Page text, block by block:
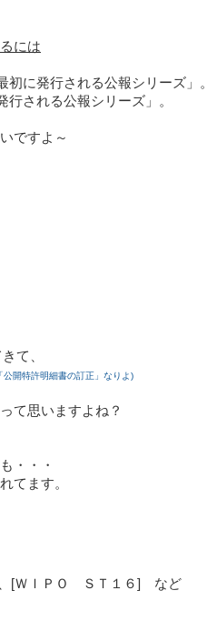
には
に発行される公報シリーズ」。
される公報シリーズ」。
ですよ～
て、
公開特許明細書の訂正」なりよ)
て思いますよね？
・・・
てます。
[ＷＩＰＯ ＳＴ１６] など